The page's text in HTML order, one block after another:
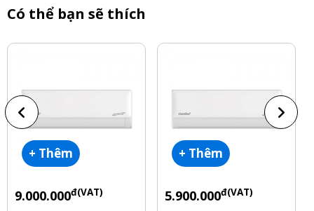
Có thể bạn sẽ thích
+ Thêm
9.000.000đ(VAT)
+ Thêm
5.900.000đ(VAT)